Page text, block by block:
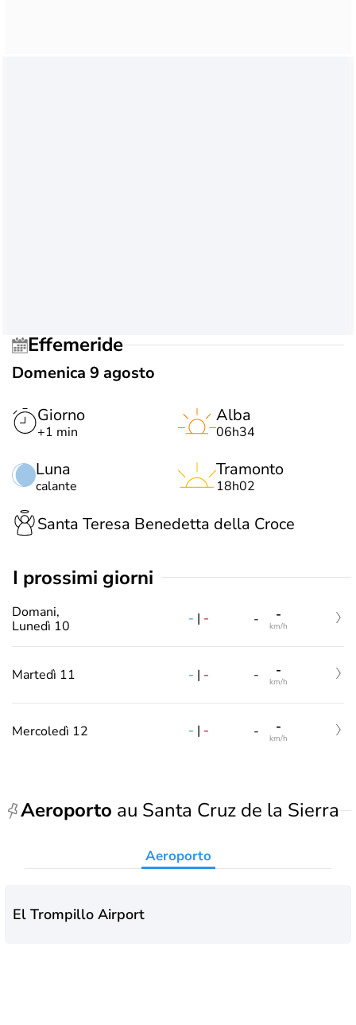
Effemeride
Domenica 9 agosto
Giorno
+1 min
Luna
calante
Alba
06h34
Tramonto
18h02
Santa Teresa Benedetta della Croce
i prossimi giorni
Domani,
Lunedì 10
- | - - -
km/h
Martedì 11 - | - - -
km/h
Mercoledì 12 - | - - -
km/h
Aeroporto au Santa Cruz de la Sierra
Aeroporto
El Trompillo Airport